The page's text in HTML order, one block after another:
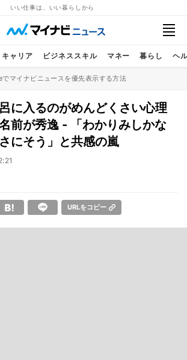
いい仕事は、いい暮らしから
キャリア ビジネススキル マネー 暮らし ヘ
マイナビニュースを優先表示する方法
に入るのがめんどくさい心理
前が秀逸 - 「わかりみしかな
にそう」と共感の嵐
URLをコピー